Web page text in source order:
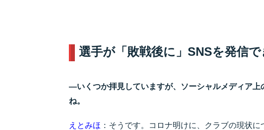
選手が「敗戦後に」SNSを発信
―いくつか拝見していますが、ソーシャルメディア
ね。
えとみほ ：そうです。コロナ明けに、クラブの現状に